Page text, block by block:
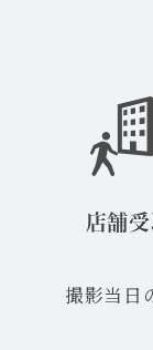
店舗
撮影当日